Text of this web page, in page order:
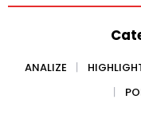
ANALIZE